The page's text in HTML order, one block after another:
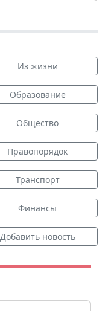
Из жизни
Образование
Общество
Правопорядок
Транспорт
Финансы
Добавить новость